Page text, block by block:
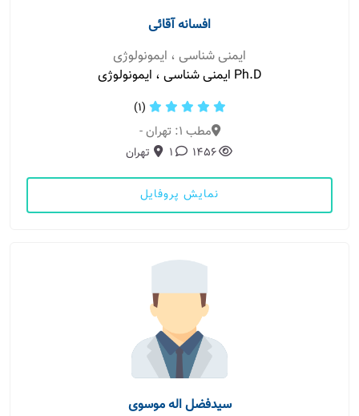
افسانه آقائی
ایمنی شناسی ، ایمونولوژی
Ph.D ایمنی شناسی ، ایمونولوژی
(1)
مطب 1: تهران -
1456
1 تهران
نمایش پروفایل
سیدفضل اله موسوی